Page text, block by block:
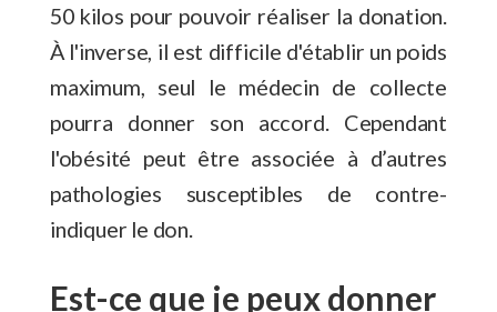
50 kilos pour pouvoir réaliser la donation.
À l'inverse, il est difficile d'établir un poids
maximum, seul le médecin de collecte
pourra donner son accord. Cependant
l'obésité peut être associée à d’autres
pathologies susceptibles de contre-
indiquer le don.
Est-ce que je peux donner